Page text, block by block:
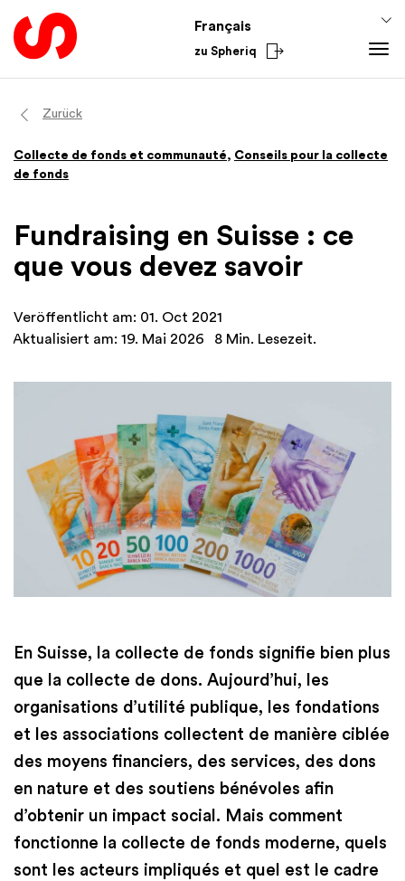
Français
zu Spheriq
Répertoire
Outils de collecte de fonds
Réseaux
Spheriq AI
Conseils pour la collecte de fonds
Finances
Du secteur
International
Zurück
Collecte de fonds et communauté, Conseils pour la collecte
de fonds
Fundraising en Suisse : ce
que vous devez savoir
Veröffentlicht am: 01. Oct 2021
Aktualisiert am: 19. Mai 2026
8 Min. Lesezeit.
En Suisse, la collecte de fonds signifie bien plus
que la collecte de dons. Aujourd’hui, les
organisations d’utilité publique, les fondations
et les associations collectent de manière ciblée
des moyens financiers, des services, des dons
en nature et des soutiens bénévoles afin
d’obtenir un impact social. Mais comment
fonctionne la collecte de fonds moderne, quels
sont les acteurs impliqués et quel est le cadre